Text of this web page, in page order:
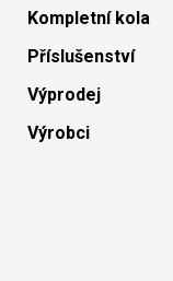
Kompletní kola
Příslušenství
Výprodej
Výrobci